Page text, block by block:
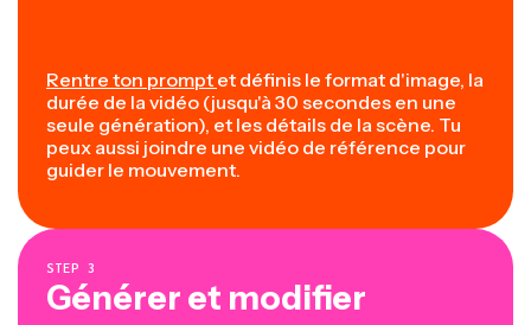
Rentre ton prompt et définis le format d'image, la
durée de la vidéo (jusqu'à 30 secondes en une
seule génération), et les détails de la scène. Tu
peux aussi joindre une vidéo de référence pour
guider le mouvement.
STEP 3
Générer et modifier